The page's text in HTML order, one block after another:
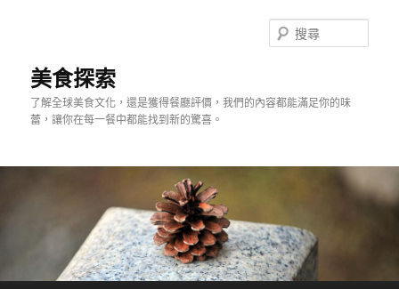
美食探索
了解全球美食文化，還是獲得餐廳評價，我們的內容都能滿足你的味
蕾，讓你在每一餐中都能找到新的驚喜。
尋